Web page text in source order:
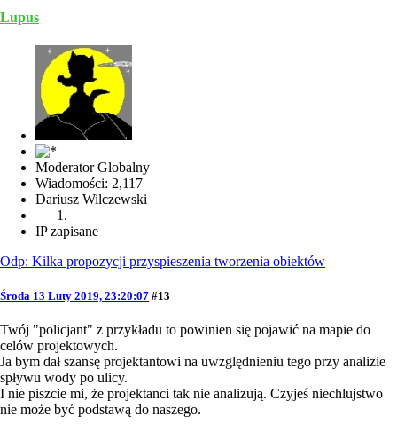
Lupus
Moderator Globalny
Wiadomości: 2,117
Dariusz Wilczewski
IP zapisane
Odp: Kilka propozycji przyspieszenia tworzenia obiektów
Środa 13 Luty 2019, 23:20:07 #13
Twój "policjant" z przykładu to powinien się pojawić na mapie do
celów projektowych.
Ja bym dał szansę projektantowi na uwzględnieniu tego przy analizie
spływu wody po ulicy.
I nie piszcie mi, że projektanci tak nie analizują. Czyjeś niechlujstwo
nie może być podstawą do naszego.